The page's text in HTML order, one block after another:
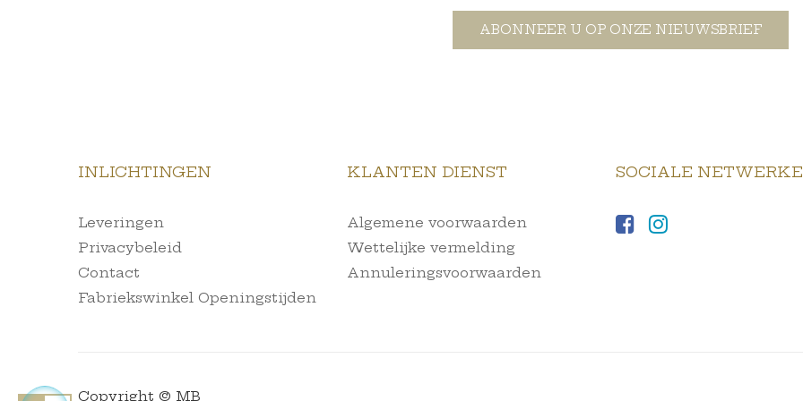
ABONNEER U OP ONZE NIEUWSBRIEF
INLICHTINGEN
Leveringen
Privacybeleid
Contact
Fabriekswinkel Openingstijden
KLANTEN DIENST
Algemene voorwaarden
Wettelijke vermelding
Annuleringsvoorwaarden
SOCIALE
Copyright © MB